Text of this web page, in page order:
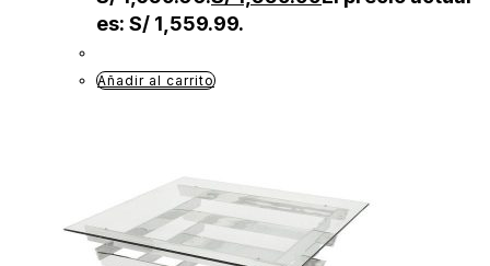
es: S/ 1,559.99.
Añadir al carrito